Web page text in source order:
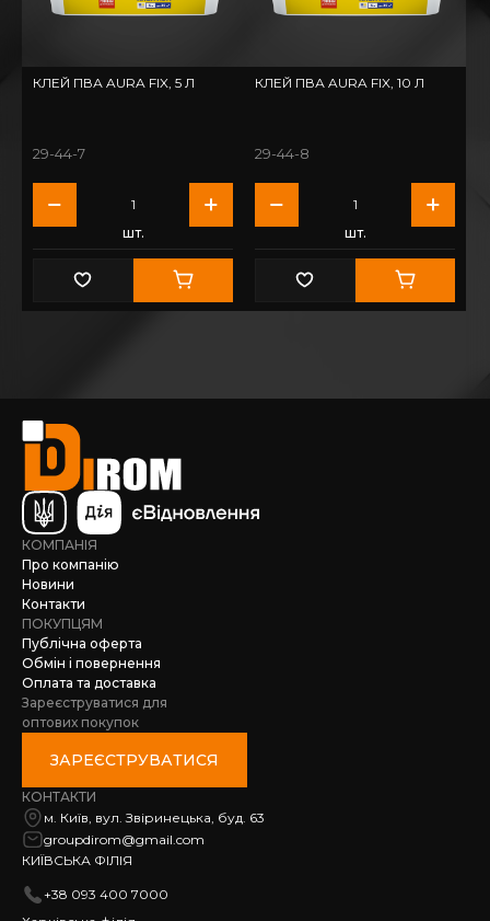
КЛЕЙ ПВА AURA FIX, 5 Л
29-44-7
шт.
КЛЕЙ ПВА AURA FIX, 10 Л
29-44-8
шт.
КОМПАНІЯ
Про компанію
Новини
Контакти
ПОКУПЦЯМ
Публічна оферта
Обмін і повернення
Оплата та доставка
Зареєструватися для
оптових покупок
ЗАРЕЄСТРУВАТИСЯ
КОНТАКТИ
м. Київ, вул. Звіринецька, буд. 63
groupdirom@gmail.com
КИЇВСЬКА ФІЛІЯ
+38 093 400 7000